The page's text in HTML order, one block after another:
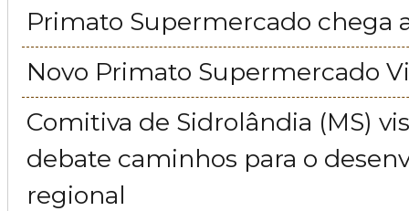
Primato Supermercado chega
Novo Primato Supermercado
Comitiva de Sidrolândia (MS)
debate caminhos para o
regional